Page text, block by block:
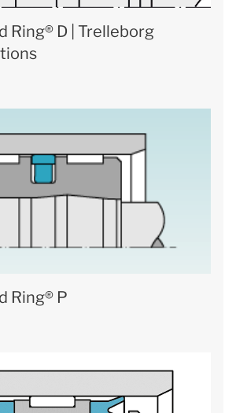
Ring® D | Trelleborg
Ring® P